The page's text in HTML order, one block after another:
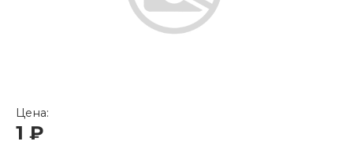
Цена:
1 ₽